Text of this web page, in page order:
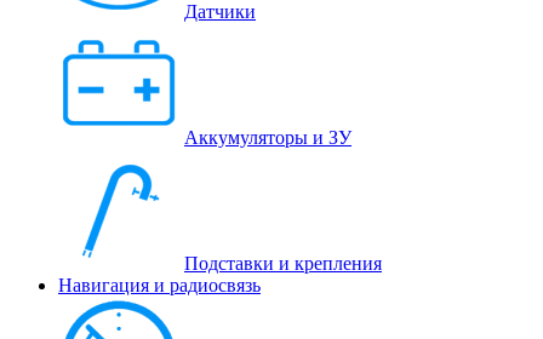
Датчики
Аккумуляторы и ЗУ
Подставки и крепления
Навигация и радиосвязь